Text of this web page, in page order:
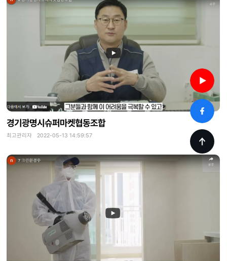
경기광명시슈퍼마켓협동조합
최고관리자 2022-05-13 14:59:57